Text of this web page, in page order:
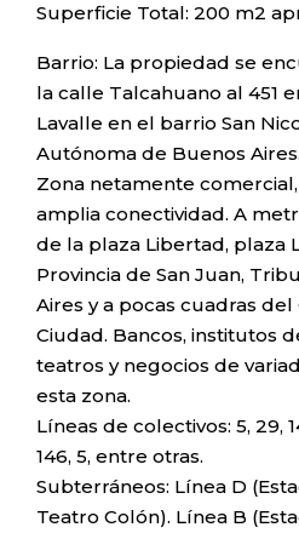
Superficie Total: 200 m2
Barrio: La propiedad se
la calle Talcahuano al 451
Lavalle en el barrio San
Autónoma de Buenos Aires.
Zona netamente
amplia conectividad. A
de la plaza Libertad, plaza
Provincia de San Juan,
Aires y a pocas cuadras
Ciudad. Bancos, institutos
teatros y negocios de
esta zona.
Líneas de colectivos: 5, 29,
146, 5, entre otras.
Subterráneos: Línea D
Teatro Colón). Línea B